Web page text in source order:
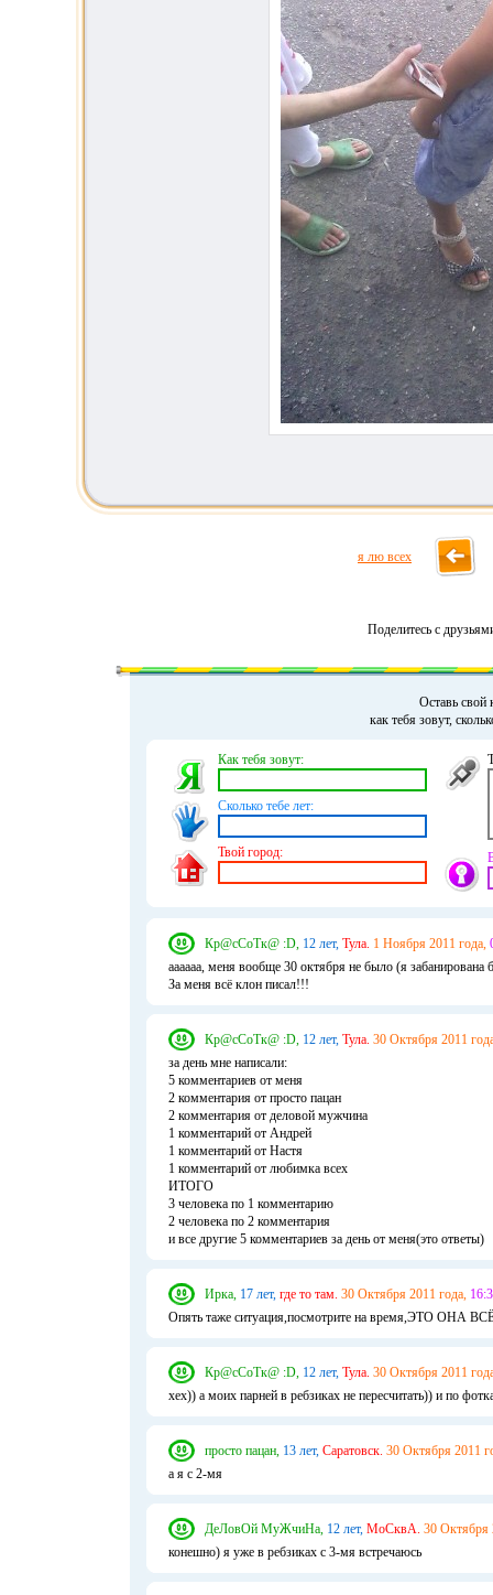
я лю всех
Поделитесь с
Оставь свой
как тебя зовут,
Как тебя зовут:
Сколько тебе лет:
Твой город:
Кр@сСоТк@ :D, 12 лет, Тула. 1 Ноября 2011 года,
аааааа, меня вообще 30 октября не было (я забанирована
За меня всё клон писал!!!
Кр@сСоТк@ :D, 12 лет, Тула. 30 Октября 2011
за день мне написали:
5 комментариев от меня
2 комментария от просто пацан
2 комментария от деловой мужчина
1 комментарий от Андрей
1 комментарий от Настя
1 комментарий от любимка всех
ИТОГО
3 человека по 1 комментарию
2 человека по 2 комментария
и все другие 5 комментариев за день от меня(это ответы)
Ирка, 17 лет, где то там. 30 Октября 2011 года,
Опять таже ситуация,посмотрите на время,ЭТО ОНА
Кр@сСоТк@ :D, 12 лет, Тула. 30 Октября 2011
хех)) а моих парней в ребзиках не пересчитать)) и по
просто пацан, 13 лет, Саратовск. 30 Октября 2011
а я с 2-мя
ДеЛовОй МуЖчиНа, 12 лет, МоСквА. 30 Октября
конешно) я уже в ребзиках с 3-мя встречаюсь